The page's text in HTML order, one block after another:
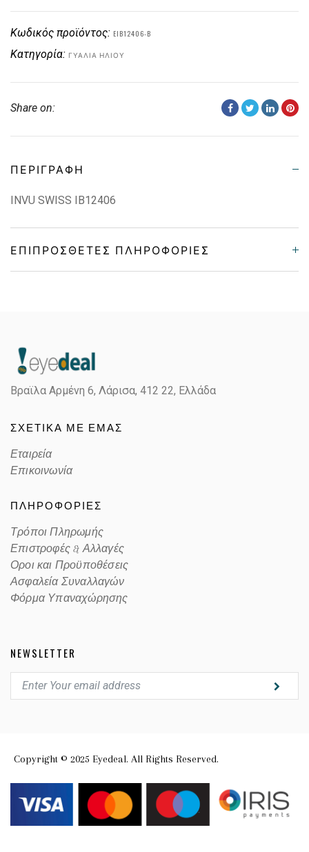
Κωδικός προϊόντος: EIB12406-B
Κατηγορία: ΓΥΑΛΙΆ ΗΛΊΟΥ
Share on:
ΠΕΡΙΓΡΑΦΉ
INVU SWISS IB12406
ΕΠΙΠΡΌΣΘΕΤΕΣ ΠΛΗΡΟΦΟΡΊΕΣ
Color
Lens Color POLARIZED GRAY
Color code
Βραϊλα Αρμένη 6, Λάρισα, 412 22, Ελλάδα
ΣΧΕΤΙΚΑ ΜΕ ΕΜΑΣ
Εταιρεία
Επικοινωνία
ΠΛΗΡΟΦΟΡΙΕΣ
Τρόποι Πληρωμής
Επιστροφές & Αλλαγές
Οροι και Προϋποθέσεις
Ασφαλεία Συναλλαγών
Φόρμα Υπαναχώρησης
NEWSLETTER
Copyright © 2025 Eyedeal. All Rights Reserved.